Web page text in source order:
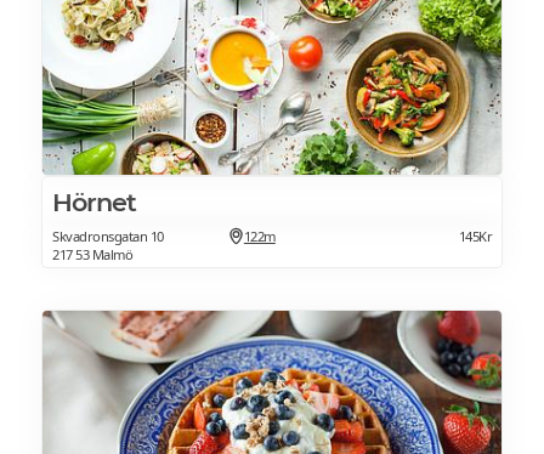
Hörnet
Skvadronsgatan 10
217 53 Malmö
122m 145Kr